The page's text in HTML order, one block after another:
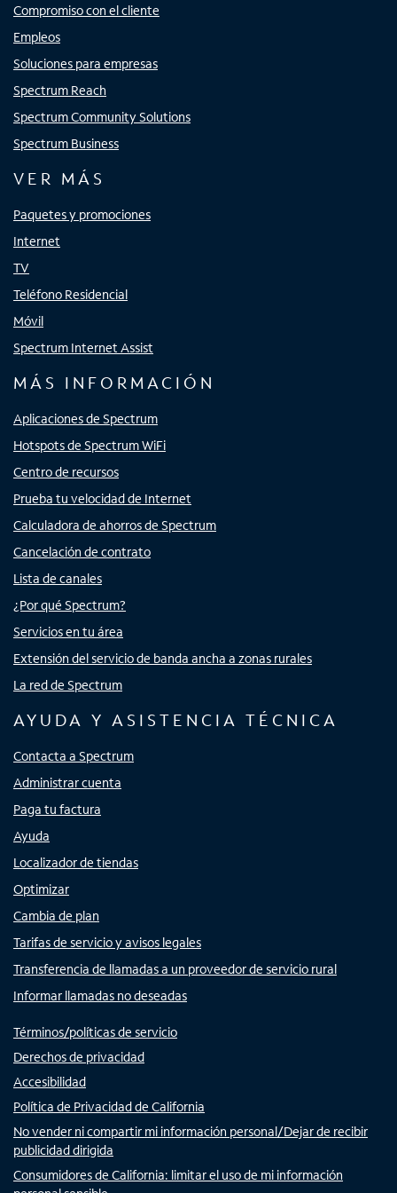
Compromiso con el cliente
Empleos
Soluciones para empresas
Spectrum Reach
Spectrum Community Solutions
Spectrum Business
VER MÁS
Paquetes y promociones
Internet
TV
Teléfono Residencial
Móvil
Spectrum Internet Assist
MÁS INFORMACIÓN
Aplicaciones de Spectrum
Hotspots de Spectrum WiFi
Centro de recursos
Prueba tu velocidad de Internet
Calculadora de ahorros de Spectrum
Cancelación de contrato
Lista de canales
¿Por qué Spectrum?
Servicios en tu área
Extensión del servicio de banda ancha a zonas rurales
La red de Spectrum
AYUDA Y ASISTENCIA TÉCNICA
Contacta a Spectrum
Administrar cuenta
Paga tu factura
Ayuda
Localizador de tiendas
Optimizar
Cambia de plan
Tarifas de servicio y avisos legales
Transferencia de llamadas a un proveedor de servicio rural
Informar llamadas no deseadas
Términos/políticas de servicio
Derechos de privacidad
Accesibilidad
Política de Privacidad de California
No vender ni compartir mi información personal/Dejar de recibir
publicidad dirigida
Consumidores de California: limitar el uso de mi información